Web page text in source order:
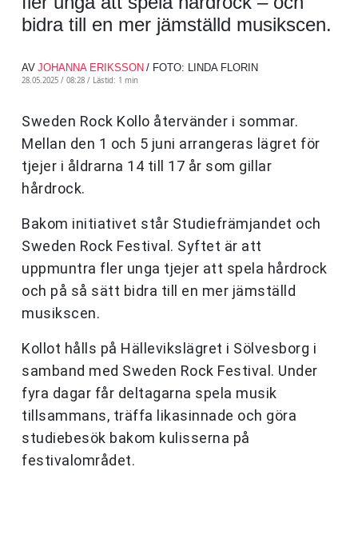
bidra till en mer jämställd musikscen.
AV JOHANNA ERIKSSON / FOTO: LINDA FLORIN
28.05.2025 / 08:28 / Lästid: 1 min
Sweden Rock Kollo återvänder i sommar.
Mellan den 1 och 5 juni arrangeras lägret för
tjejer i åldrarna 14 till 17 år som gillar
hårdrock.
Bakom initiativet står Studiefrämjandet och
Sweden Rock Festival. Syftet är att
uppmuntra fler unga tjejer att spela hårdrock
och på så sätt bidra till en mer jämställd
musikscen.
Kollot hålls på Hällevikslägret i Sölvesborg i
samband med Sweden Rock Festival. Under
fyra dagar får deltagarna spela musik
tillsammans, träffa likasinnade och göra
studiebesök bakom kulisserna på
festivalområdet.